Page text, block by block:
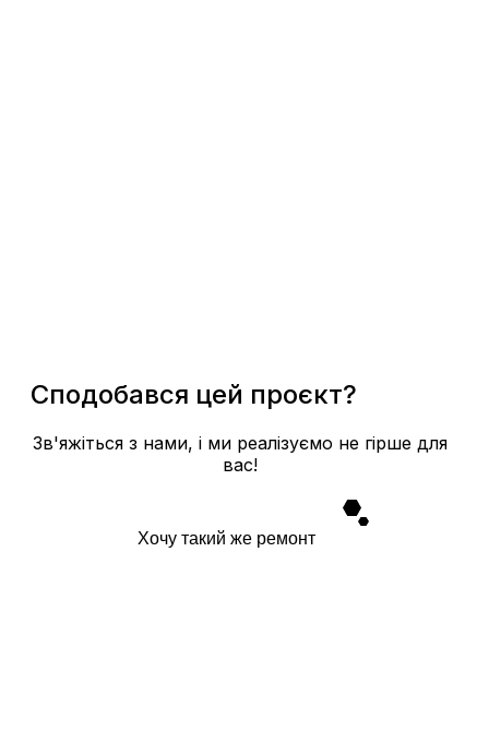
Сподобався цей проєкт?
Зв'яжіться з нами, і ми реалізуємо не гірше для
вас!
Хочу такий же ремонт